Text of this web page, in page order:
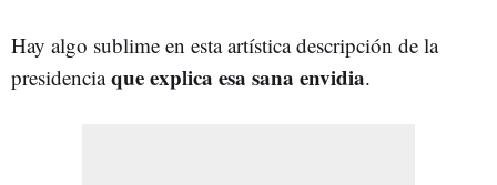
Hay algo sublime en esta artística descripción de la
presidenciaque explica esa sana envidia.